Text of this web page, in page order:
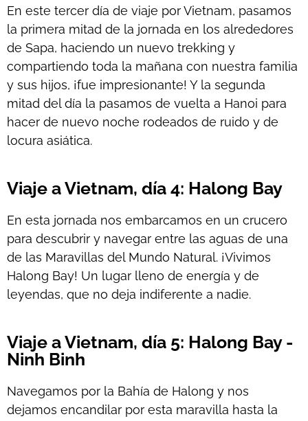
En este tercer día de viaje por Vietnam, pasamos
la primera mitad de la jornada en los alrededores
de Sapa, haciendo un nuevo trekking y
compartiendo toda la mañana con nuestra familia
y sus hijos, ¡fue impresionante! Y la segunda
mitad del día la pasamos de vuelta a Hanoi para
hacer de nuevo noche rodeados de ruido y de
locura asiática.
Viaje a Vietnam, día 4: Halong Bay
En esta jornada nos embarcamos en un crucero
para descubrir y navegar entre las aguas de una
de las Maravillas del Mundo Natural. ¡Vivimos
Halong Bay! Un lugar lleno de energía y de
leyendas, que no deja indiferente a nadie.
Viaje a Vietnam, día 5: Halong Bay -
Ninh Binh
Navegamos por la Bahía de Halong y nos
dejamos encandilar por esta maravilla hasta la